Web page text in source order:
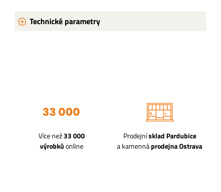
Technické parametry
Více než33 000
výrobkůonline
Prodejnísklad Pardubice
a kamennáprodejna Ostrava